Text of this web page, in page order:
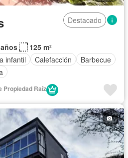
Destacado
125 m²
infantil Calefacción
Barbecue
Propiedad Raíz